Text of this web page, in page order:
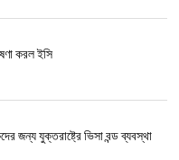
করল ইসি
জন্য যুক্তরাষ্ট্রে ভিসা বন্ড ব্যবস্থা